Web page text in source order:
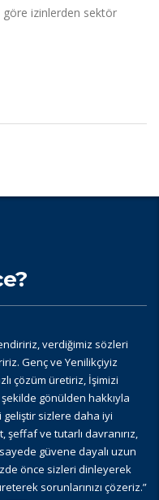
göre izinlerden sektör
verdiğimiz sözleri
Genç ve Yenilikçiyiz
çözüm üretiriz, İşimizi
gönülden hakkıyla
sizlere daha iyi
ve tutarlı davranırız,
güvene dayalı uzun
önce sizleri dinleyerek
sorunlarınızı çözeriz.”